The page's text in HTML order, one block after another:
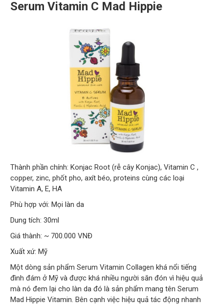
Serum Vitamin C Mad Hippie
Thành phần chính: Konjac Root (rễ cây Konjac), Vitamin C ,
copper, zinc, phốt pho, axít béo, proteins cùng các loại
Vitamin A, E, HA
Phù hợp với: Mọi làn da
Dung tích: 30ml
Giá thành: ~ 700.000 VNĐ
Xuất xứ: Mỹ
Một dòng sản phẩm Serum Vitamin Collagen khá nổi tiếng
đình đám ở Mỹ và được khá nhiều người săn đón vì hiệu quả
mà nó đem lại cho làn da đó là sản phẩm mang tên Serum
Mad Hippie Vitamin. Bên cạnh việc hiệu quả tác động nhanh